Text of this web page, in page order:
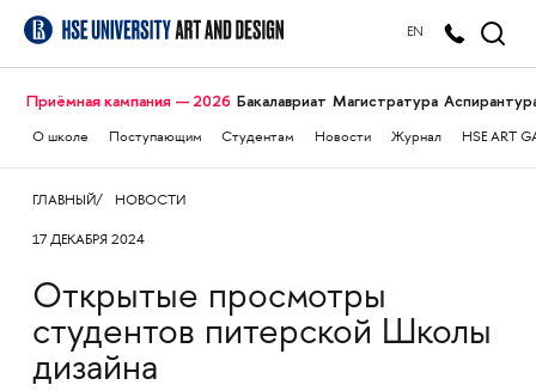
EN
Приёмная кампания — 2026 Бакалавриат Магистратура
О школе Поступающим Студентам Новости Журнал HSE ART
ГЛАВНЫЙ НОВОСТИ
17 ДЕКАБРЯ 2024
Открытые просмотры
студентов питерской Школы
дизайна